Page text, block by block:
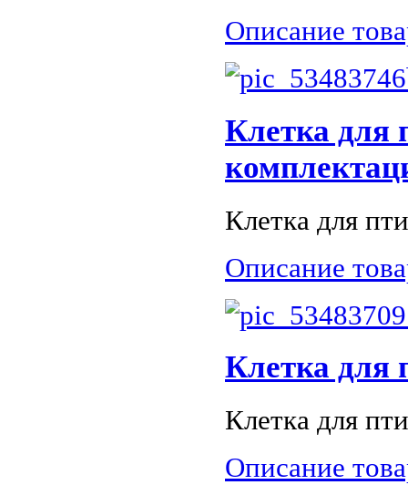
Описание
Клетка для
Клетка для
Описание
Клетка для
Клетка для
Описание